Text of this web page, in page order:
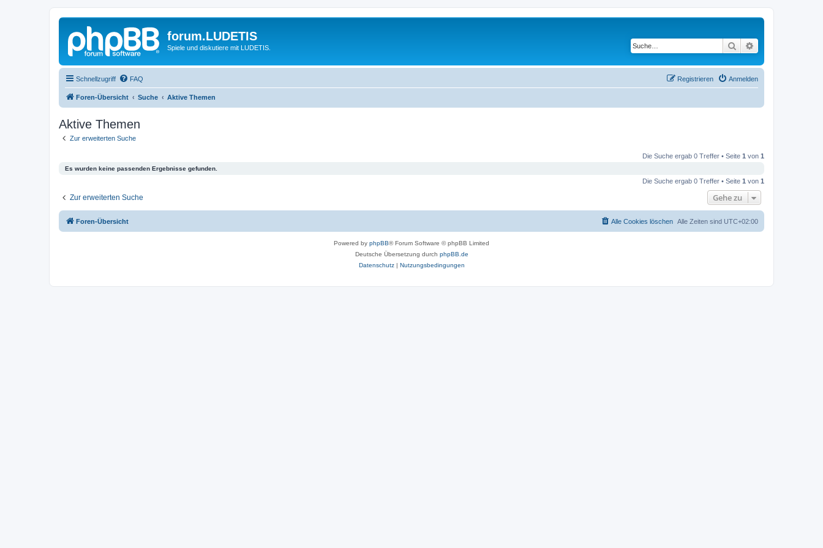
forum.LUDETIS
Spiele und diskutiere mit LUDETIS. Suche
Schnellzugriff FAQ Anmelden
Registrieren
Foren-Übersicht Suche Aktive Themen
Aktive Themen
Zur erweiterten Suche
Die Suche ergab 0 Treffer • Seite 1 von 1
Es wurden keine passenden Ergebnisse gefunden.
Die Suche ergab 0 Treffer • Seite 1 von 1
Zur erweiterten Suche Gehe zu
Foren-Übersicht Alle Zeiten sind UTC+02:00
Alle Cookies löschen
Powered by phpBB® Forum Software © phpBB Limited
Deutsche Übersetzung durch phpBB.de
Datenschutz| Nutzungsbedingungen